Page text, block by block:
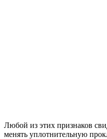
Любой из этих признаков
менять уплотнительную